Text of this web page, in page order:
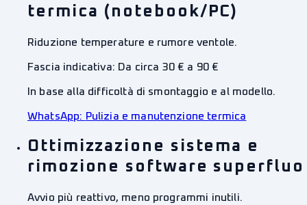
termica (notebook/PC)
Riduzione temperature e rumore ventole.
Fascia indicativa: Da circa 30 € a 90 €
In base alla difficoltà di smontaggio e al modello.
WhatsApp: Pulizia e manutenzione termica
Ottimizzazione sistema e
rimozione software superfluo
Avvio più reattivo, meno programmi inutili.